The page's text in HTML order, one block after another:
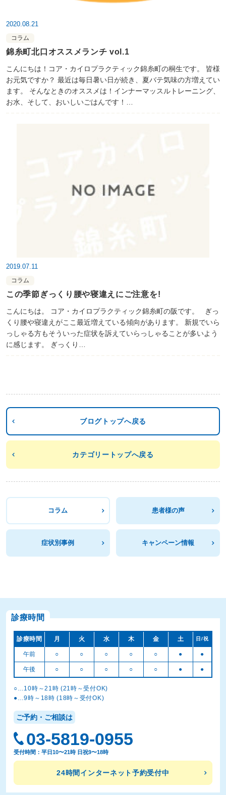
2020.08.21
コラム
錦糸町北口オススメランチ vol.1
こんにちは！コア・カイロプラクティック錦糸町の桐生です。 皆様
お元気ですか？ 最近は毎日暑い日が続き、夏バテ気味の方増えてい
ます。 そんなときのオススメは！インナーマッスルトレーニング、
お水、そして、おいしいごはんです！…
2019.07.11
コラム
この季節ぎっくり腰や寝違えにご注意を!
こんにちは。 コア・カイロプラクティック錦糸町の阪です。 ぎっ
くり腰や寝違えがここ最近増えている傾向があります。 新規でいら
っしゃる方もそういった症状を訴えていらっしゃることが多いよう
に感じます。 ぎっくり…
ブログトップへ戻る
カテゴリートップへ戻る
コラム 患者様の声
症状別事例 キャンペーン情報
診療時間
診療時間 月 火 水 木 金 土 日/祝
午前 ○ ○ ○ ○ ○ ● ●
午後 ○ ○ ○ ○ ○ ● ●
○…10時～21時 (21時～受付OK)
●…9時～18時 (18時～受付OK)
ご予約・ご相談は
03-5819-0955
受付時間：平日10〜21時 日祝9〜18時
24時間インターネット予約受付中